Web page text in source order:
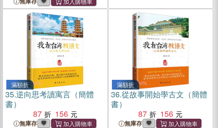
滿額折
35.逆向思考讀寓言（簡體
書）
87
156
無庫存
滿額折
36.從故事開始學古文（簡體
書）
87
156
無庫存